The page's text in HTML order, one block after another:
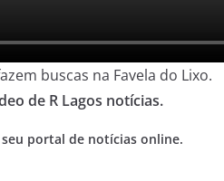
buscas na Favela do Lixo.
de R Lagos notícias.
seu portal de notícias online.